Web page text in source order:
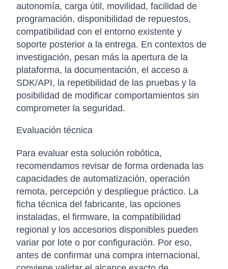
autonomía, carga útil, movilidad, facilidad de
programación, disponibilidad de repuestos,
compatibilidad con el entorno existente y
soporte posterior a la entrega. En contextos de
investigación, pesan más la apertura de la
plataforma, la documentación, el acceso a
SDK/API, la repetibilidad de las pruebas y la
posibilidad de modificar comportamientos sin
comprometer la seguridad.
Evaluación técnica
Para evaluar esta solución robótica,
recomendamos revisar de forma ordenada las
capacidades de automatización, operación
remota, percepción y despliegue práctico. La
ficha técnica del fabricante, las opciones
instaladas, el firmware, la compatibilidad
regional y los accesorios disponibles pueden
variar por lote o por configuración. Por eso,
antes de confirmar una compra internacional,